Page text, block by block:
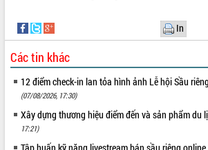
Xây dựng nông thôn mới: Nâng cao đời
sống người dân từ những mô hình thiết
thực
Quyết liệt tháo gỡ vướng mắc, đẩy
nhanh tiến độ các dự án trọng điểm
trong Khu kinh tế Nam Phú Yên
Hòn Yến phát triển du lịch gắn với bảo
tồn biển
Lấy ý kiến điều chỉnh Quy hoạch tỉnh
In
Các tin khác
12 điểm check-in lan tỏa hình ảnh Lễ hội Sầu
(07/08/2026, 17:30)
Xây dựng thương hiệu điểm đến và sản phẩm du
17:21)